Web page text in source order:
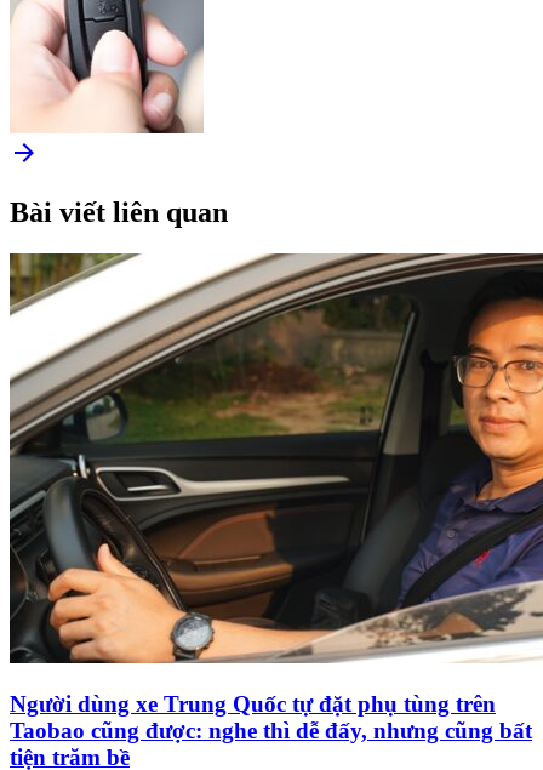
arrow_forward
Bài viết liên quan
Người dùng xe Trung Quốc tự đặt phụ tùng trên
Taobao cũng được: nghe thì dễ đấy, nhưng cũng bất
tiện trăm bề